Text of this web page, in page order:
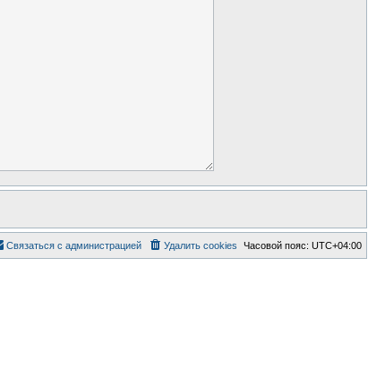
Часовой пояс: UTC+04:00
Удалить cookies
Связаться с администрацией